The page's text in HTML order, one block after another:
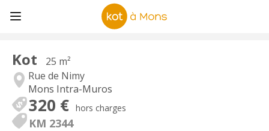
Kot
25 m²
Rue de Nimy
Mons Intra-Muros
320 € hors charges
KM 2344